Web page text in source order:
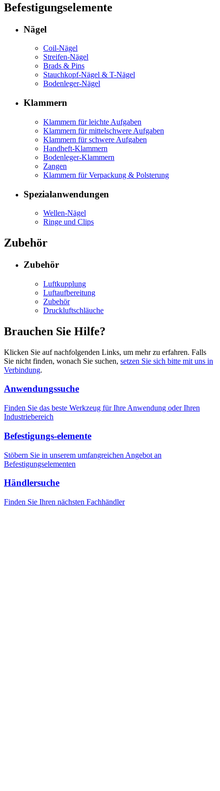
Befestigungselemente
Nägel
Coil-Nägel
Streifen-Nägel
Brads & Pins
Stauchkopf-Nägel & T-Nägel
Bodenleger-Nägel
Klammern
Klammern für leichte Aufgaben
Klammern für mittelschwere Aufgaben
Klammern für schwere Aufgaben
Handheft-Klammern
Bodenleger-Klammern
Zangen
Klammern für Verpackung & Polsterung
Spezialanwendungen
Wellen-Nägel
Ringe und Clips
Zubehör
Zubehör
Luftkupplung
Luftaufbereitung
Zubehör
Druckluftschläuche
Brauchen Sie Hilfe?
Klicken Sie auf nachfolgenden Links, um mehr zu erfahren. Falls
Sie nicht finden, wonach Sie suchen, setzen Sie sich bitte mit uns in
Verbindung.
Anwendungssuche
Finden Sie das beste Werkzeug für Ihre Anwendung oder Ihren
Industriebereich
Befestigungs-elemente
Stöbern Sie in unserem umfangreichen Angebot an
Befestigungselementen
Händlersuche
Finden Sie Ihren nächsten Fachhändler